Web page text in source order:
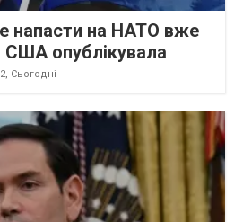
напасти на НАТО вже
США опублікувала
Сьогодні